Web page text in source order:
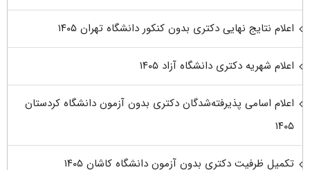
اعلام نتایج نهایی دکتری بدون کنکور دانشگاه تهران ۱۴۰۵
اعلام شهریه دکتری دانشگاه آزاد ۱۴۰۵
اعلام اسامی پذیرفته‌شدگان دکتری بدون آزمون دانشگاه کردستان
۱۴۰۵
تکمیل ظرفیت دکتری بدون آزمون دانشگاه کاشان ۱۴۰۵